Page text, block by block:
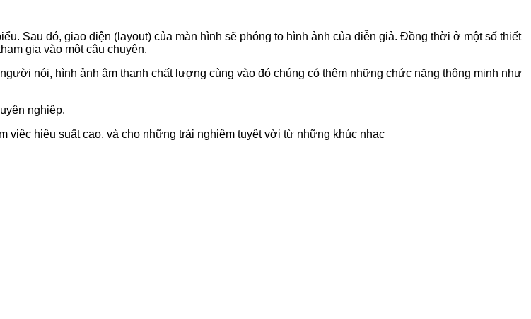
Sau đó, giao diện (layout) của màn hình sẽ phóng to hình ảnh của diễn giả. Đồng thời ở một số thiết
gia vào một câu chuyện.
nói, hình ảnh âm thanh chất lượng cùng vào đó chúng có thêm những chức năng thông minh như
nghiệp.
việc hiệu suất cao, và cho những trải nghiệm tuyệt vời từ những khúc nhạc